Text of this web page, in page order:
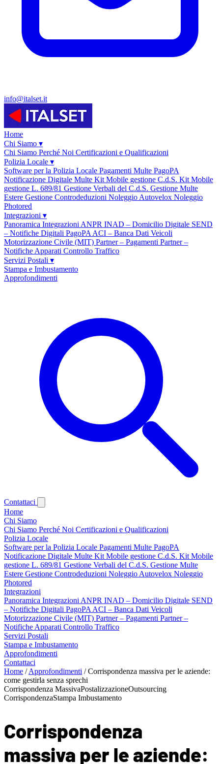
info@italset.it
Home
Chi Siamo ▾
Chi Siamo Perché Noi Certificazioni e Qualificazioni
Polizia Locale ▾
Software per la Polizia Locale Pagamenti Multe PagoPA
Notificazione Digitale Multe Kit Mobile gestione C.d.S. Kit Mobile
gestione L. 689/81 Gestione Verbali del C.d.S. Gestione Multe
Estere Gestione Controdeduzioni Noleggio Autovelox Noleggio
Photored
Integrazioni ▾
Panoramica Integrazioni ANPR INAD – Domicilio Digitale SEND
– Notifiche Digitali PagoPA ACI – Banca Dati Veicoli
Motorizzazione Civile (MIT) Partner – Pagamenti Partner –
Notifiche Apparati Controllo Traffico
Servizi Postali ▾
Stampa e Imbustamento
Approfondimenti
Contattaci
Home
Chi Siamo
Chi Siamo Perché Noi Certificazioni e Qualificazioni
Polizia Locale
Software per la Polizia Locale Pagamenti Multe PagoPA
Notificazione Digitale Multe Kit Mobile gestione C.d.S. Kit Mobile
gestione L. 689/81 Gestione Verbali del C.d.S. Gestione Multe
Estere Gestione Controdeduzioni Noleggio Autovelox Noleggio
Photored
Integrazioni
Panoramica Integrazioni ANPR INAD – Domicilio Digitale SEND
– Notifiche Digitali PagoPA ACI – Banca Dati Veicoli
Motorizzazione Civile (MIT) Partner – Pagamenti Partner –
Notifiche Apparati Controllo Traffico
Servizi Postali
Stampa e Imbustamento
Approfondimenti
Contattaci
Home / Approfondimenti / Corrispondenza massiva per le aziende:
come gestirla senza sprechi
Corrispondenza MassivaPostalizzazioneOutsourcing
CorrispondenzaStampa Imbustamento
Corrispondenza
massiva per le aziende: